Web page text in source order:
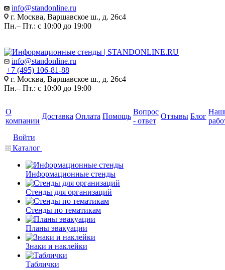
info@standonline.ru
г. Москва, Варшавское ш., д. 26с4
Пн.– Пт.: с 10:00 до 19:00
info@standonline.ru
+7 (495) 106-81-88
г. Москва, Варшавское ш., д. 26с4
Пн.– Пт.: с 10:00 до 19:00
О
компании
Доставка Оплата Помощь
Вопрос
- ответ
Отзывы Блог
Войти
Каталог
Информационные стенды
Стенды для организаций
Стенды по тематикам
Планы эвакуации
Знаки и наклейки
Таблички